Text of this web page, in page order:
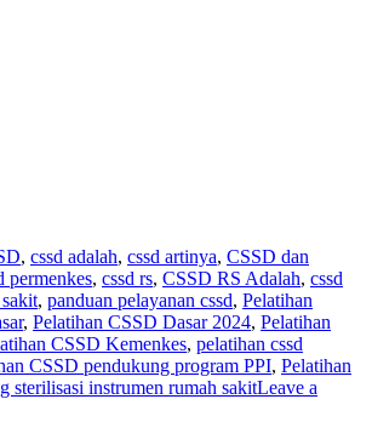
, cssd adalah, cssd artinya, CSSD dan
permenkes, cssd rs, CSSD RS Adalah, cssd
, panduan pelayanan cssd, Pelatihan
, Pelatihan CSSD Dasar 2024, Pelatihan
CSSD Kemenkes, pelatihan cssd
CSSD pendukung program PPI, Pelatihan
sterilisasi instrumen rumah sakitLeave a